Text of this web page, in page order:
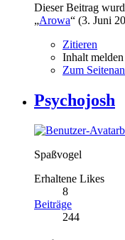
Dieser Beitrag
„Arowa“ (3. Juni
Zitieren
Inhalt melden
Zum
Psychojosh
Spaßvogel
Erhaltene Likes
8
Beiträge
244